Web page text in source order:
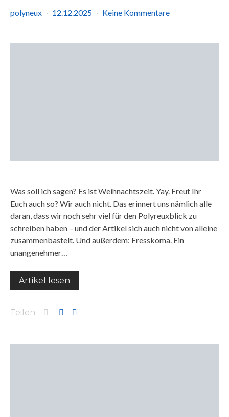
polyneux 12.12.2025 Keine Kommentare
Was soll ich sagen? Es ist Weihnachtszeit. Yay. Freut Ihr
Euch auch so? Wir auch nicht. Das erinnert uns nämlich alle
daran, dass wir noch sehr viel für den Polyreuxblick zu
schreiben haben – und der Artikel sich auch nicht von alleine
zusammenbastelt. Und außerdem: Fresskoma. Ein
unangenehmer…
Artikel lesen
Teilen